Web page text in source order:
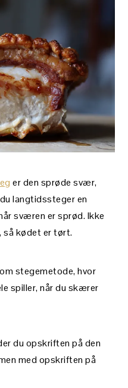
er den sprøde svær,
langtidssteger en
sværen er sprød. Ikke
så kødet er tørt.
stegemetode, hvor
spiller, når du skærer
du opskriften på den
med opskriften på